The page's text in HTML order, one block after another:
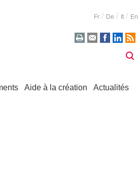
Fr De It En
Aide à la création Actualités